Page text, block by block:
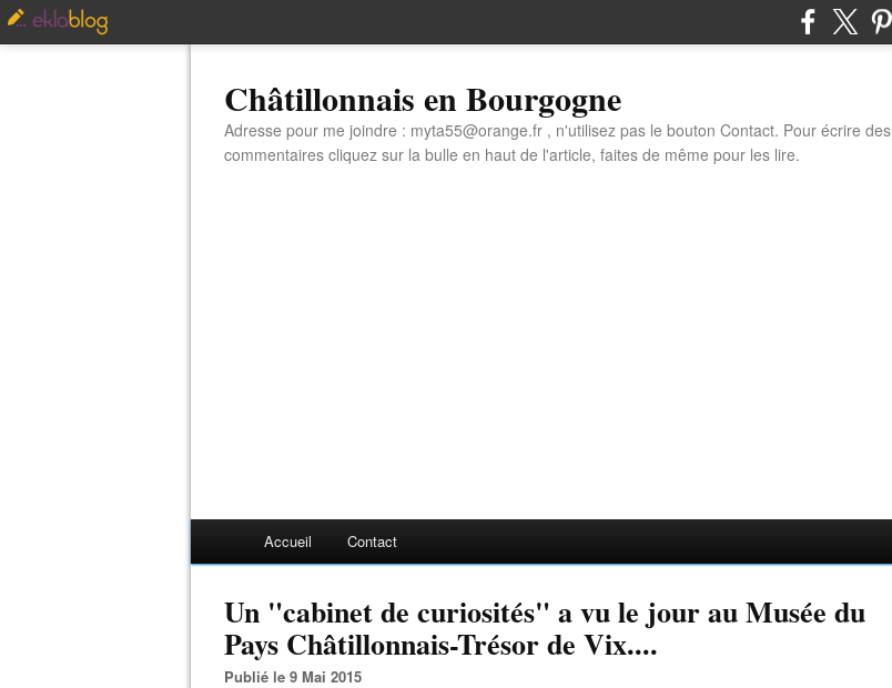
Châtillonnais en Bourgogne
Adresse pour me joindre : myta55@orange.fr , n'utilisez pas le bouton Contact. Pour écrire des
commentaires cliquez sur la bulle en haut de l'article, faites de même pour les lire.
Accueil Contact
Un "cabinet de curiosités" a vu le jour au Musée du
Pays Châtillonnais-Trésor de Vix....
Publié le 9 Mai 2015